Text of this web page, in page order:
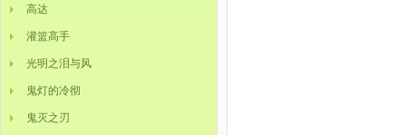
高达
灌篮高手
光明之泪与风
鬼灯的冷彻
鬼灭之刃